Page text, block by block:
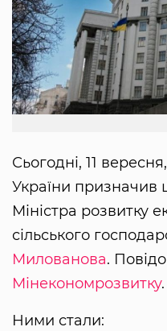
Сьогодні, 11
України призначив
Міністра розвитку
сільського
Милованова.
Мінекономрозвитку.
Ними стали: